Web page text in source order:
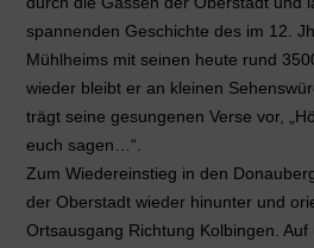
spannenden Geschichte des im 12.
Mühlheims mit seinen heute rund
wieder bleibt er an kleinen
trägt seine gesungenen Verse vor,
euch sagen…“.
Zum Wiedereinstieg in den
der Oberstadt wieder hinunter und
Ortsausgang Richtung Kolbingen.